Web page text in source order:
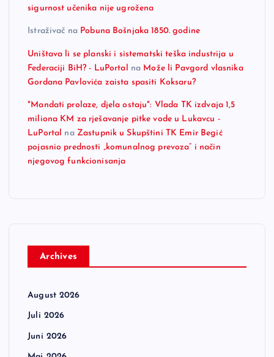
sigurnost učenika nije ugrožena
Istraživač na Pobuna Bošnjaka 1850. godine
Uništava li se planski i sistematski teška industrija u
Federaciji BiH? - LuPortal
na Može li Pavgord vlasnika
Gordana Pavlovića zaista spasiti Koksaru?
"Mandati prolaze, djela ostaju": Vlada TK izdvaja 1,5
miliona KM za rješavanje pitke vode u Lukavcu -
LuPortal na Zastupnik u Skupštini TK Emir Begić
pojasnio prednosti „komunalnog prevoza“ i način
njegovog funkcionisanja
Archives
August 2026
Juli 2026
Juni 2026